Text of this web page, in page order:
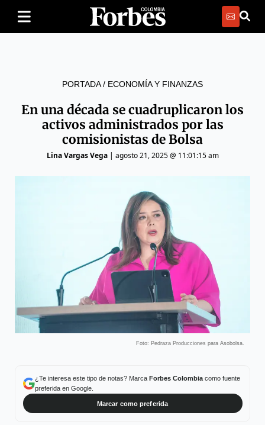
PORTADA/ ECONOMÍA Y FINANZAS
En una década se cuadruplicaron los
activos administrados por las
comisionistas de Bolsa
Lina Vargas Vega| agosto 21, 2025 @ 11:01:15 am
Foto: Pedraza Producciones para Asobolsa.
¿Te interesa este tipo de notas? Marca Forbes Colombiacomo fuente
preferida en Google.
Marcar como preferida